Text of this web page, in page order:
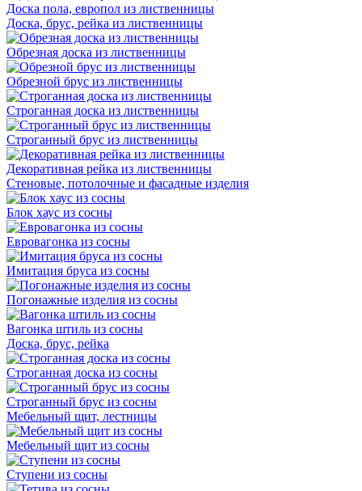
Доска пола, европол из лиственницы
Доска, брус, рейка из лиственницы
Обрезная доска из лиственницы
Обрезной брус из лиственницы
Строганная доска из лиственницы
Строганный брус из лиственницы
Декоративная рейка из лиственницы
Стеновые, потолочные и фасадные изделия
Блок хаус из сосны
Евровагонка из сосны
Имитация бруса из сосны
Погонажные изделия из сосны
Вагонка штиль из сосны
Доска, брус, рейка
Строганная доска из сосны
Строганный брус из сосны
Мебельный щит, лестницы
Мебельный щит из сосны
Ступени из сосны